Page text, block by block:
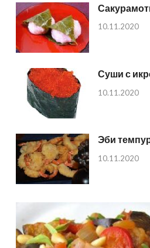
10.11.2020
Суши с
10.11.2020
Эби
10.11.2020